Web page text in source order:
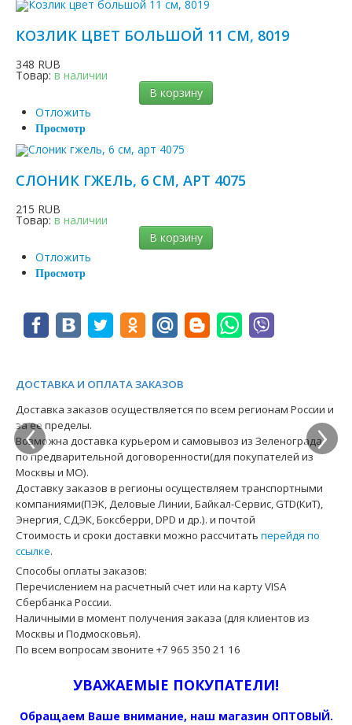
КОЗЛИК ЦВЕТ БОЛЬШОЙ 11 СМ, 8019
348 RUB
Товар: в наличии
В корзину
Отложить
Просмотр
СЛОНИК ГЖЕЛЬ, 6 СМ, АРТ 4075
215 RUB
Товар: в наличии
В корзину
Отложить
Просмотр
‹ ›
ДОСТАВКА И ОПЛАТА ЗАКАЗОВ
Доставка заказов осуществляется по всем регионам России и
за ее пределы.
Возможна доставка курьером и самовывоз из Зеленограда
по предварительной договоренности(для покупателей из
Москвы и МО).
Доставку заказов в регионы осуществляем транспортными
компаниями(ПЭК, Деловые Линии, Байкал-Сервис, GTD(КиТ),
Энергия, СДЭК, Боксберри, DPD и др.). и почтой
Стоимость и сроки доставки можно рассчитать перейдя по
ссылке.
Способы оплаты заказов:
Перечислением на расчетный счет или на карту VISA
Сбербанка России.
Наличными в момент получения заказа (для клиентов из
Москвы и Подмосковья).
По всем вопросам звоните +7 965 350 21 16
УВАЖАЕМЫЕ ПОКУПАТЕЛИ!
Обращаем Ваше внимание, наш магазин ОПТОВЫЙ.